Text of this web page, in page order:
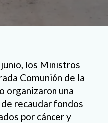
los Ministros
Comunión de la
organizaron una
recaudar fondos
por cáncer y